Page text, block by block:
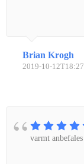
Brian Krogh
2019-10-
varmt